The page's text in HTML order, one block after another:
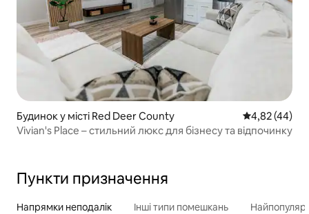
Будинок у місті Red Deer County Середня
4,82 (44)
Vivian's Place – стильний люкс для бізнесу та відпочинку
Пункти призначення
Напрямки неподалік Інші типи помешкань